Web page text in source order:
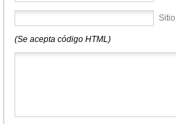
(Se acepta código HTML)